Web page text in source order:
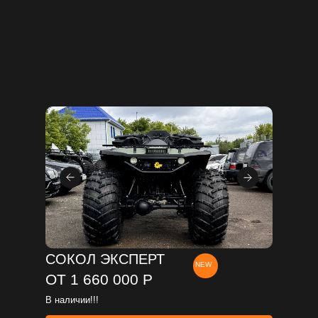
сертификатов и патентов в разделе
документы.
сертификатов и патентов в разделе
документы.
NEW
СОКОЛ ЭКСПЕРТ
ОТ 1 660 000 Р
В наличии!!!